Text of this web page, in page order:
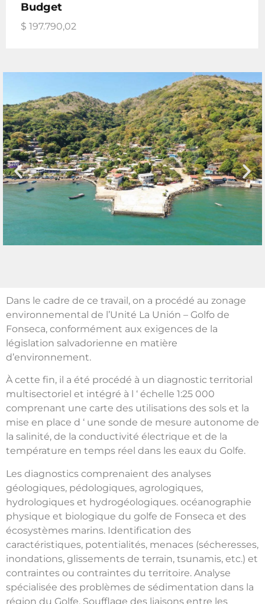
Budget
$ 197.790,02
Dans le cadre de ce travail, on a procédé au zonage
environnemental de l’Unité La Unión – Golfo de
Fonseca, conformément aux exigences de la
législation salvadorienne en matière
d’environnement.
À cette fin, il a été procédé à un diagnostic territorial
multisectoriel et intégré à l ‘ échelle 1:25 000
comprenant une carte des utilisations des sols et la
mise en place d ‘ une sonde de mesure autonome de
la salinité, de la conductivité électrique et de la
température en temps réel dans les eaux du Golfe.
Les diagnostics comprenaient des analyses
géologiques, pédologiques, agrologiques,
hydrologiques et hydrogéologiques. océanographie
physique et biologique du golfe de Fonseca et des
écosystèmes marins. Identification des
caractéristiques, potentialités, menaces (sécheresses,
inondations, glissements de terrain, tsunamis, etc.) et
contraintes ou contraintes du territoire. Analyse
spécialisée des problèmes de sédimentation dans la
région du Golfe. Soufflage des liaisons entre les